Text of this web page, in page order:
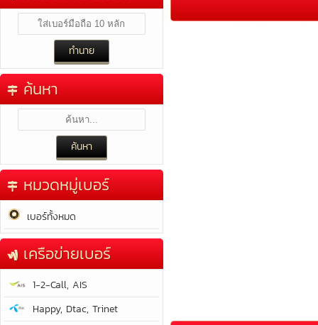
ค้นหา
หมวดหมู่เบอร์
เบอร์ทั้งหมด
เครือข่ายเบอร์
1-2-Call, AIS
Happy, Dtac, Trinet